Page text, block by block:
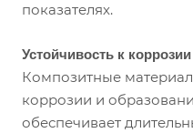
показателях.
Устойчивость к
Композитные
коррозии и
обеспечивает